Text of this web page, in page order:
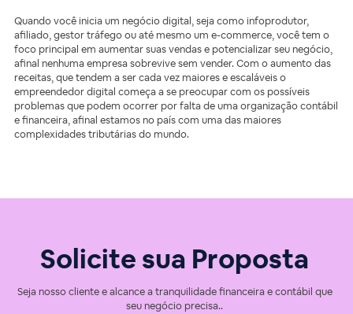
Quando você inicia um negócio digital, seja como infoprodutor,
afiliado, gestor tráfego ou até mesmo um e-commerce, você tem o
foco principal em aumentar suas vendas e potencializar seu negócio,
afinal nenhuma empresa sobrevive sem vender. Com o aumento das
receitas, que tendem a ser cada vez maiores e escaláveis o
empreendedor digital começa a se preocupar com os possíveis
problemas que podem ocorrer por falta de uma organização contábil
e financeira, afinal estamos no país com uma das maiores
complexidades tributárias do mundo.
Solicite sua Proposta
Seja nosso cliente e alcance a tranquilidade financeira e contábil que
seu negócio precisa..